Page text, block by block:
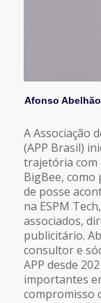
Afonso
A Associação
(APP Brasil)
trajetória com
BigBee, como
de posse
na ESPM
associados,
publicitário.
consultor e
APP desde
importantes
compromisso